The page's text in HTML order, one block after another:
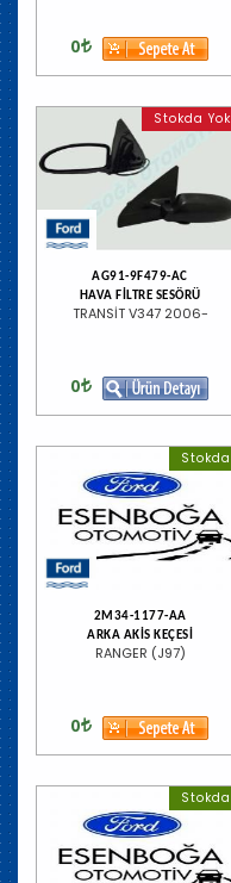
0
Stokda Yok
AG91-9F479-AC
HAVA FİLTRE SESÖRÜ
TRANSİT V347 2006-
0
Stokda
2M34-1177-AA
ARKA AKİS KEÇESİ
RANGER (J97)
0
Stokda